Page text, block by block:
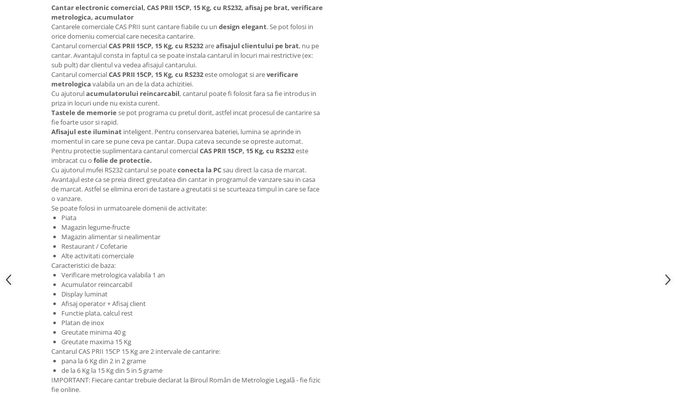
POS - Calculator , monitor
Calculator desktop
Monitor touchscreen
All in one ANDROID
POS - incasare cu cardul
Hartie copiator
Role, etichete, consumabile
Role hartie termica
Etichete marcator pret
Etichete termice autoadezive
Eichete pentru raft
Solutii magazine Retail-HoReCa
Sisteme de afisare in magazin
Cosuri si carucioare
Programe de vanzare / gestiune si
Pentru HoReCa
Pentru magazine
Cantar electronic comercial, CAS PRII 15CP, 15 Kg, cu RS232, afisaj pe brat, verificare
metrologica, acumulator
Cantarele comerciale CAS PRII sunt cantare fiabile cu un design elegant. Se pot folosi in
orice domeniu comercial care necesita cantarire.
Cantarul comercialCAS PRII 15CP, 15 Kg, cu RS232areafisajul clientului pe brat, nu pe
cantar. Avantajul consta in faptul ca se poate instala cantarul in locuri mai restrictive (ex:
sub pult) dar clientul va vedea afisajul cantarului.
Cantarul comercialCAS PRII 15CP, 15 Kg, cu RS232este omologat si areverificare
metrologica valabila un an de la data achizitiei.
Cu ajutorulacumulatorului reincarcabil, cantarul poate fi folosit fara sa fie introdus in
priza in locuri unde nu exista curent.
Tastele de memorie se pot programa cu pretul dorit, astfel incat procesul de cantarire sa
fie foarte usor si rapid.
Afisajul este iluminat inteligent. Pentru conservarea bateriei, lumina se aprinde in
momentul in care se pune ceva pe cantar. Dupa cateva secunde se opreste automat.
Pentru protectie suplimentara cantarul comercialCAS PRII 15CP, 15 Kg, cu RS232este
imbracat cu o folie de protectie.
Cu ajutorul mufei RS232 cantarul se poateconecta la PCsau direct la casa de marcat.
Avantajul este ca se preia direct greutatea din cantar in programul de vanzare sau in casa
de marcat. Astfel se elimina erori de tastare a greutatii si se scurteaza timpul in care se face
o vanzare.
Se poate folosi in urmatoarele domenii de activitate:
Piata
Magazin legume-fructe
Magazin alimentar si nealimentar
Restaurant / Cofetarie
Alte activitati comerciale
Caracteristici de baza:
Verificare metrologica valabila 1 an
Acumulator reincarcabil
Display luminat
Afisaj operator + Afisaj client
Functie plata, calcul rest
Platan de inox
Greutate minima 40 g
Greutate maxima 15 Kg
Cantarul CAS PRII 15CP 15 Kg are 2 intervale de cantarire:
pana la 6 Kg din 2 in 2 grame
de la 6 Kg la 15 Kg din 5 in 5 grame
IMPORTANT: Fiecare cantar trebuie declarat la Biroul Român de Metrologie Legalã - fie fizic
fie online.